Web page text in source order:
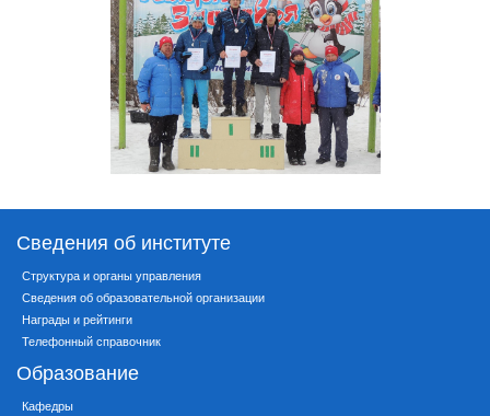
Сведения об институте
Структура и органы управления
Сведения об образовательной организации
Награды и рейтинги
Телефонный справочник
Образование
Кафедры